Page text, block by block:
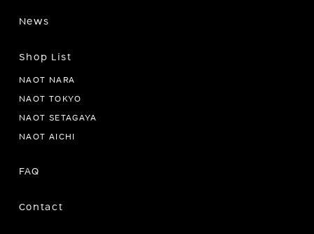
News
Shop List
NAOT NARA
NAOT TOKYO
NAOT SETAGAYA
NAOT AICHI
FAQ
Contact